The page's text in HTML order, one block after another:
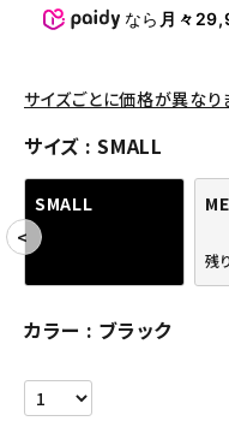
SEASON
CONTENTS
ACCOUNT MENU
meeting_room ログイン
なら 月々
サイズごとに価格が異なり
サイズ SMALL
SMALL
残
カラー ブラック